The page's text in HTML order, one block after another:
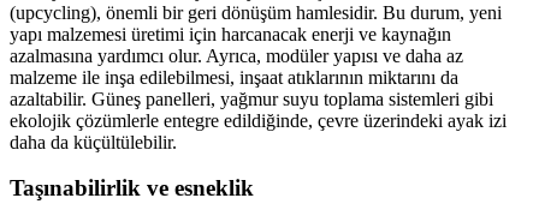
(upcycling), önemli bir geri dönüşüm hamlesidir. Bu durum, yeni
yapı malzemesi üretimi için harcanacak enerji ve kaynağın
azalmasına yardımcı olur. Ayrıca, modüler yapısı ve daha az
malzeme ile inşa edilebilmesi, inşaat atıklarının miktarını da
azaltabilir. Güneş panelleri, yağmur suyu toplama sistemleri gibi
ekolojik çözümlerle entegre edildiğinde, çevre üzerindeki ayak izi
daha da küçültülebilir.
Taşınabilirlik ve esneklik